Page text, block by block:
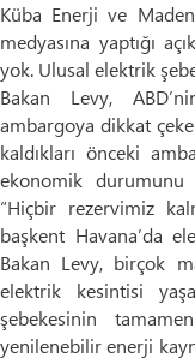
Küba Enerji ve
medyasına yaptığı
yok. Ulusal elektrik
Bakan Levy,
ambargoya dikkat
kaldıkları önceki
ekonomik durumunu
“Hiçbir rezervimiz
başkent Havana’da
Bakan Levy, birçok
elektrik kesintisi
şebekesinin
yenilenebilir enerji